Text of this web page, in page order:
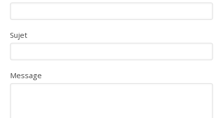
Sujet
Message